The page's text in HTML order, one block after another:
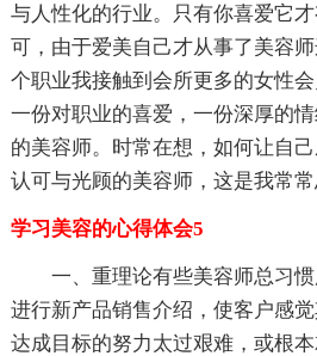
与人性化的行业。只有你喜爱它
可，由于爱美自己才从事了美容
个职业我接触到会所更多的女性
一份对职业的喜爱，一份深厚的
的美容师。时常在想，如何让自
认可与光顾的美容师，这是我常常
学习美容的心得体会5
一、重理论有些美容师总习惯
进行新产品销售介绍，使客户感
达成目标的努力太过艰难，或根